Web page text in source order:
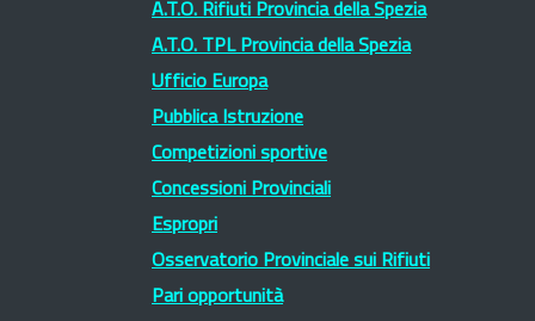
A.T.O. Rifiuti Provincia della Spezia
A.T.O. TPL Provincia della Spezia
Ufficio Europa
Pubblica Istruzione
Competizioni sportive
Concessioni Provinciali
Espropri
Osservatorio Provinciale sui Rifiuti
Pari opportunità